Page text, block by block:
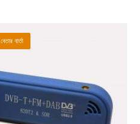
বেতার বার্তা